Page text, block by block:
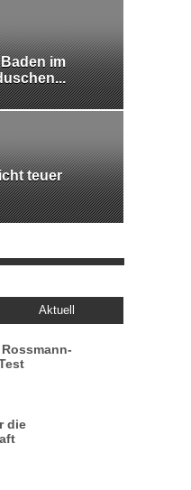
im
teuer
Aktuell
die